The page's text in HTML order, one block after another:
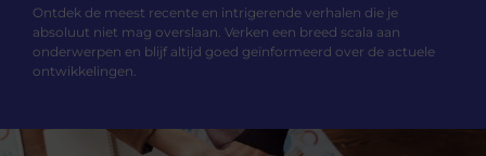
Ontdek de meest recente en intrigerende verhalen die je
absoluut niet mag overslaan. Verken een breed scala aan
onderwerpen en blijf altijd goed geïnformeerd over de actuele
ontwikkelingen.